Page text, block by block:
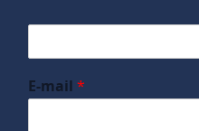
E-mail *